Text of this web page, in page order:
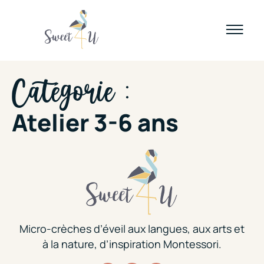
Catégorie :
Atelier 3-6 ans
Micro-crèches d’éveil aux langues, aux arts et
à la nature, d’inspiration Montessori.